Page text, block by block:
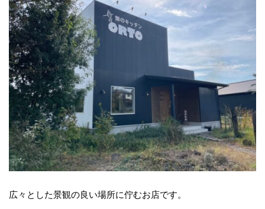
広々とした景観の良い場所に佇むお店です。